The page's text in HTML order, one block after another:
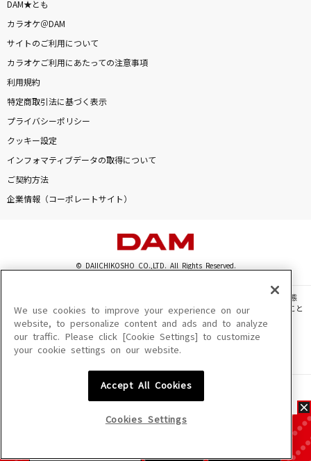
DAM★とも
カラオケ＠DAM
サイトのご利用について
カラオケご利用にあたっての注意事項
利用規約
特定商取引法に基づく表示
プライバシーポリシー
クッキー設定
インフォマティブデータの取得について
ご契約方法
企業情報（コーポレートサイト）
© DAIICHIKOSHO CO.,LTD. All Rights Reserved.
このサイトに掲載されている一切の文章・画像・写真・動画・音声等を、手段や形態
を問わず、著作権法の定める範囲を超えて無断で複製、転載、ファイル化などすること
を禁じます。
楽曲及びコンテンツは、機種によりご利用いただけない場合があります。
楽曲及びコンテンツの配信日、配信内容が変更になる場合があります。
We use cookies to improve your experience on our
website, to personalize content and ads and to analyze
our traffic. Please click [Cookie Settings] to customize
your cookie settings on our website.
Accept All Cookies
Cookies Settings